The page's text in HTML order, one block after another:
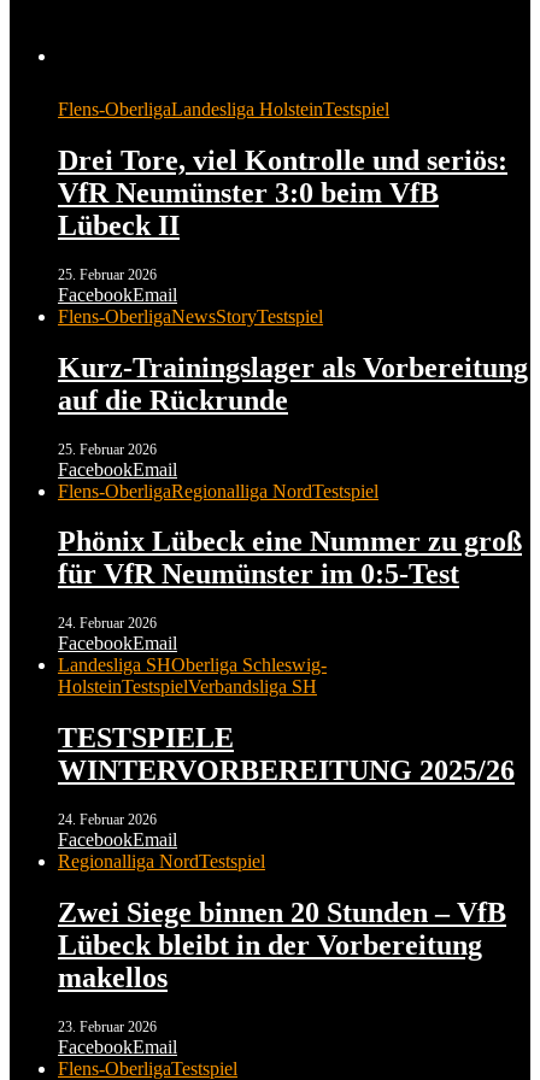
Flens-OberligaLandesliga HolsteinTestspiel
Drei Tore, viel Kontrolle und seriös:
VfR Neumünster 3:0 beim VfB
Lübeck II
25. Februar 2026
FacebookEmail
Flens-OberligaNewsStoryTestspiel
Kurz-Trainingslager als Vorbereitung
auf die Rückrunde
25. Februar 2026
FacebookEmail
Flens-OberligaRegionalliga NordTestspiel
Phönix Lübeck eine Nummer zu groß
für VfR Neumünster im 0:5-Test
24. Februar 2026
FacebookEmail
Landesliga SHOberliga Schleswig-
HolsteinTestspielVerbandsliga SH
TESTSPIELE
WINTERVORBEREITUNG 2025/26
24. Februar 2026
FacebookEmail
Regionalliga NordTestspiel
Zwei Siege binnen 20 Stunden – VfB
Lübeck bleibt in der Vorbereitung
makellos
23. Februar 2026
FacebookEmail
Flens-OberligaTestspiel